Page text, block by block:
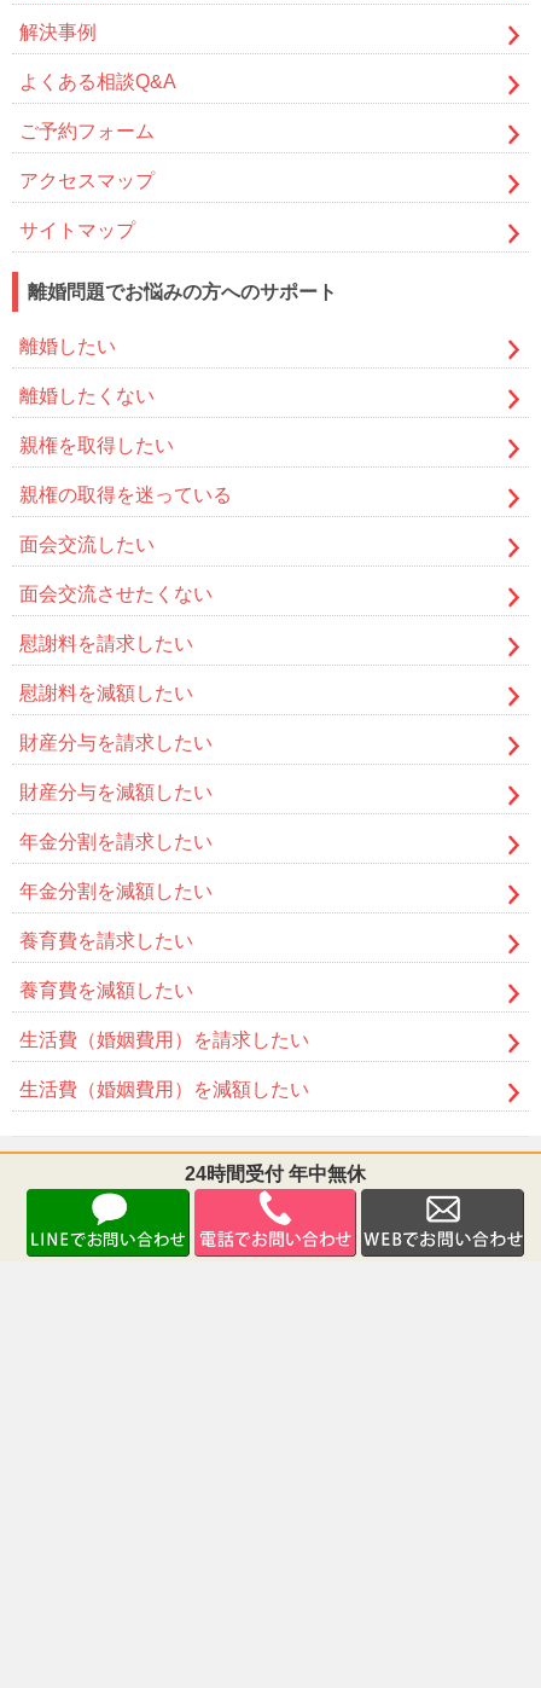
解決事例
よくある相談Q&A
ご予約フォーム
アクセスマップ
サイトマップ
離婚問題でお悩みの方へのサポート
離婚したい
離婚したくない
親権を取得したい
親権の取得を迷っている
面会交流したい
面会交流させたくない
慰謝料を請求したい
慰謝料を減額したい
財産分与を請求したい
財産分与を減額したい
年金分割を請求したい
年金分割を減額したい
養育費を請求したい
養育費を減額したい
生活費（婚姻費用）を請求したい
生活費（婚姻費用）を減額したい
福岡県北九州市小倉北区浅野2−12−21 ＳＳビル8階
TEL：093-513-6161 FAX：093-513-6162
24時間受付 年中無休